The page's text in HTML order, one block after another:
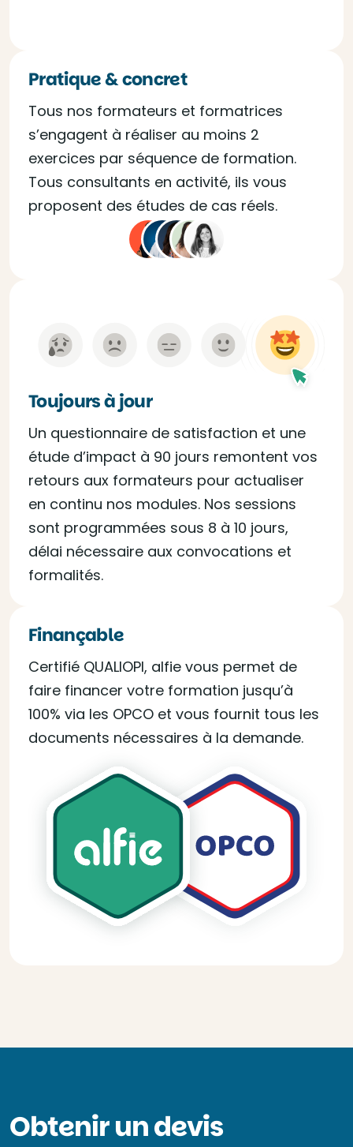
Pratique & concret
Tous nos formateurs et formatrices
s’engagent à réaliser au moins 2
exercices par séquence de formation.
Tous consultants en activité, ils vous
proposent des études de cas réels.
Toujours à jour
Un questionnaire de satisfaction et une
étude d’impact à 90 jours remontent vos
retours aux formateurs pour actualiser
en continu nos modules. Nos sessions
sont programmées sous 8 à 10 jours,
délai nécessaire aux convocations et
formalités.
Finançable
Certifié QUALIOPI, alfie vous permet de
faire financer votre formation jusqu’à
100% via les OPCO et vous fournit tous les
documents nécessaires à la demande.
Obtenir un devis